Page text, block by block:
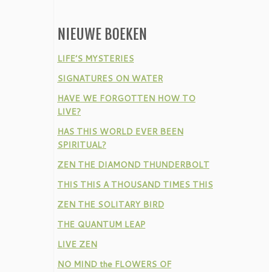
NIEUWE BOEKEN
LIFE’S MYSTERIES
SIGNATURES ON WATER
HAVE WE FORGOTTEN HOW TO
LIVE?
HAS THIS WORLD EVER BEEN
SPIRITUAL?
ZEN THE DIAMOND THUNDERBOLT
THIS THIS A THOUSAND TIMES THIS
ZEN THE SOLITARY BIRD
THE QUANTUM LEAP
LIVE ZEN
NO MIND the FLOWERS OF